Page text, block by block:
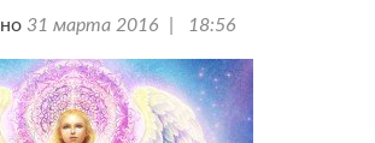
31 марта 2016 | 18:56